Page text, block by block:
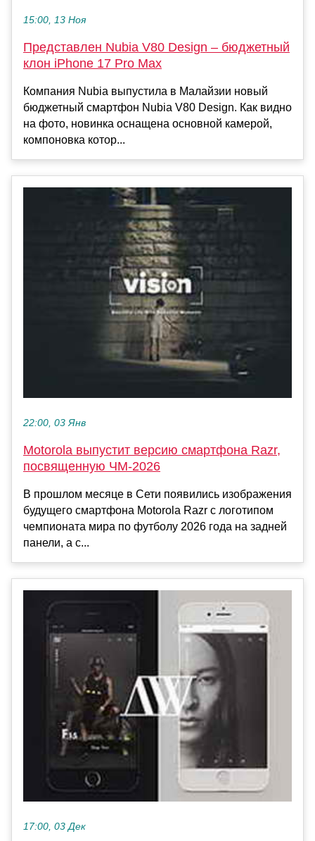
15:00, 13 Ноя
Представлен Nubia V80 Design – бюджетный
клон iPhone 17 Pro Max
Компания Nubia выпустила в Малайзии новый
бюджетный смартфон Nubia V80 Design. Как видно
на фото, новинка оснащена основной камерой,
компоновка котор...
22:00, 03 Янв
Motorola выпустит версию смартфона Razr,
посвященную ЧМ-2026
В прошлом месяце в Сети появились изображения
будущего смартфона Motorola Razr с логотипом
чемпионата мира по футболу 2026 года на задней
панели, а с...
17:00, 03 Дек